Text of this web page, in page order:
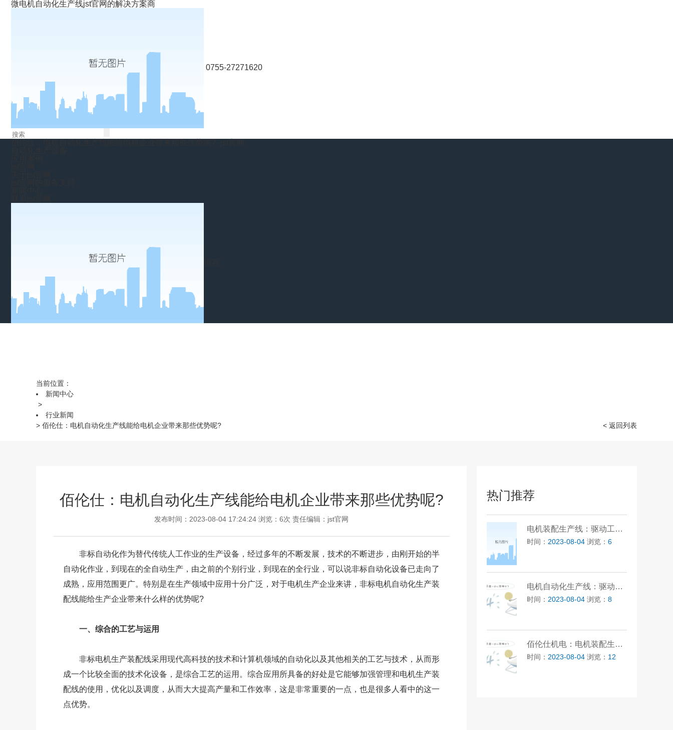
微电机自动化生产线jst官网的解决方案商
0755-27271620
当前位置：
新闻中心
>
行业新闻
> 佰伦仕：电机自动化生产线能给电机企业带来那些优势呢? < 返回列表
佰伦仕：电机自动化生产线能给电机企业带来那些优势呢?
发布时间：2023-08-04 17:24:24 浏览：6次 责任编辑： jst官网
非标自动化作为替代传统人工作业的生产设备，经过多年的不断发展，技术的不断进步，由刚开始的半
自动化作业，到现在的全自动生产，由之前的个别行业，到现在的全行业，可以说非标自动化设备已走向了
成熟，应用范围更广。特别是在生产领域中应用十分广泛，对于电机生产企业来讲，非标电机自动化生产装
配线能给生产企业带来什么样的优势呢?
一、综合的工艺与运用
非标电机生产装配线采用现代高科技的技术和计算机领域的自动化以及其他相关的工艺与技术，从而形
成一个比较全面的技术化设备，是综合工艺的运用。综合应用所具备的好处是它能够加强管理和电机生产装
配线的使用，优化以及调度，从而大大提高产量和工作效率，这是非常重要的一点，也是很多人看中的这一
点优势。
热门推荐
电机装配生产线：驱动工业生产的强大引擎
时间： 2023-08-04 浏览：6
电机自动化生产线：驱动未来的生产变革
时间： 2023-08-04 浏览：8
佰伦仕机电：电机装配生产线的卓越之选
时间： 2023-08-04 浏览： 12